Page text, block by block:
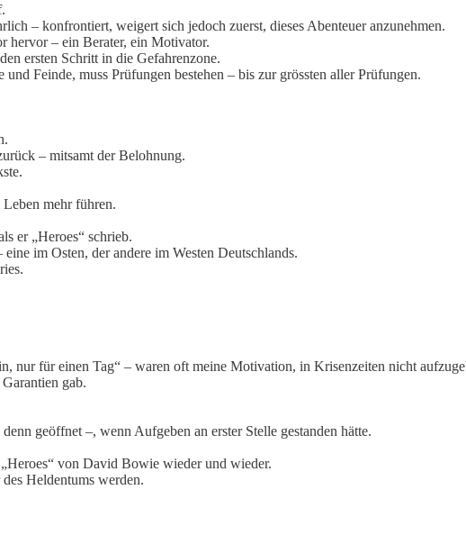
– konfrontiert, weigert sich jedoch zuerst, dieses Abenteuer anzunehmen.
hervor – ein Berater, ein Motivator.
ersten Schritt in die Gefahrenzone.
Feinde, muss Prüfungen bestehen – bis zur grössten aller Prüfungen.
– mitsamt der Belohnung.
mehr führen.
er „Heroes“ schrieb.
im Osten, der andere im Westen Deutschlands.
nur für einen Tag“ – waren oft meine Motivation, in Krisenzeiten nicht
gab.
geöffnet –, wenn Aufgeben an erster Stelle gestanden hätte.
von David Bowie wieder und wieder.
Heldentums werden.